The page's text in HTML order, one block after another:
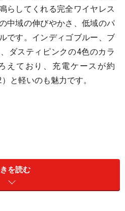
らしてくれる完全ワイヤレス
中域の伸びやかさ、低域のパ
です。インディゴブルー、ブ
ダスティピンクの4色のカラ
えており、充電ケースが約
と軽いのも魅力です。
を読む